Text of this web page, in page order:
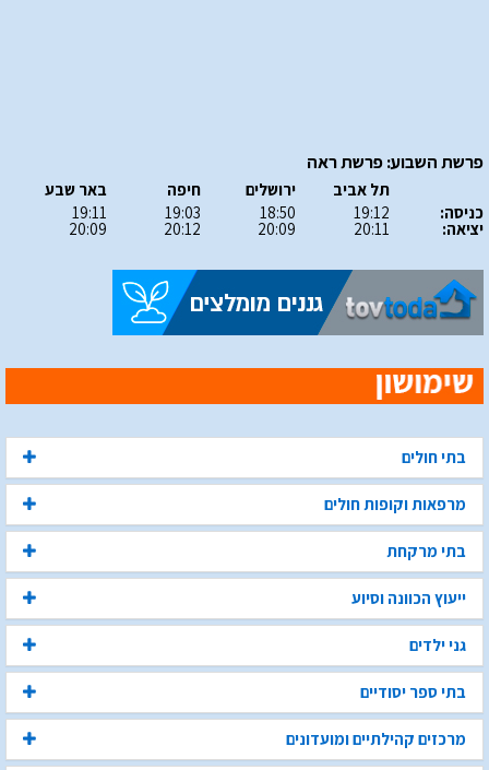
פרשת השבוע: פרשת ראה
כניסה:
יציאה:
תל אביב
19:12
20:11
ירושלים
18:50
20:09
חיפה
19:03
20:12
באר שבע
19:11
20:09
בתי חולים
מרפאות וקופות חולים
בתי מרקחת
ייעוץ הכוונה וסיוע
גני ילדים
בתי ספר יסודיים
מרכזים קהילתיים ומועדונים